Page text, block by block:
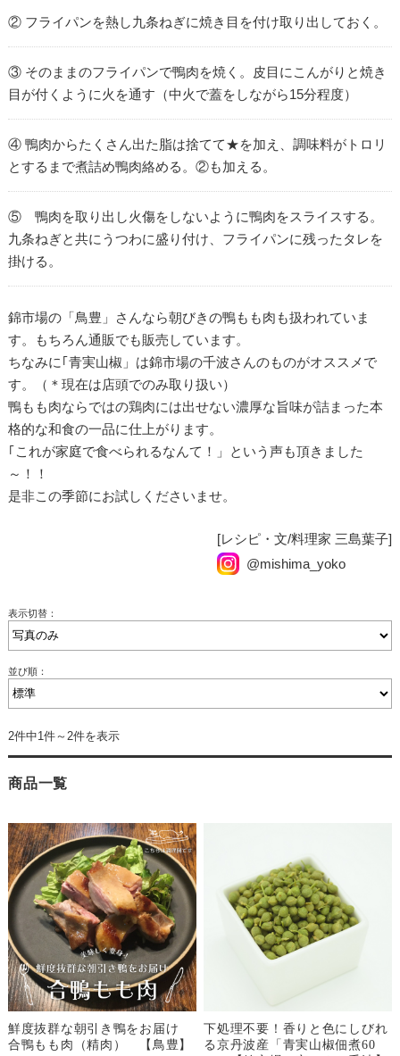
② フライパンを熱し九条ねぎに焼き目を付け取り出しておく。
③ そのままのフライパンで鴨肉を焼く。皮目にこんがりと焼き
目が付くように火を通す（中火で蓋をしながら15分程度）
④ 鴨肉からたくさん出た脂は捨てて★を加え、調味料がトロリ
とするまで煮詰め鴨肉絡める。②も加える。
⑤ 鴨肉を取り出し火傷をしないように鴨肉をスライスする。
九条ねぎと共にうつわに盛り付け、フライパンに残ったタレを
掛ける。
錦市場の「鳥豊」さんなら朝びきの鴨もも肉も扱われていま
す。もちろん通販でも販売しています。
ちなみに｢青実山椒」は錦市場の千波さんのものがオススメで
す。（＊現在は店頭でのみ取り扱い）
鴨もも肉ならではの鶏肉には出せない濃厚な旨味が詰まった本
格的な和食の一品に仕上がります。
｢これが家庭で食べられるなんて！」という声も頂きました
～！！
是非この季節にお試しくださいませ。
[レシピ・文/料理家 三島葉子]
@mishima_yoko
表示切替：
並び順：
2件中1件～2件を表示
商品一覧
鮮度抜群な朝引き鴨をお届け
合鴨もも肉（精肉） 【鳥豊】
下処理不要！香りと色にしびれ
る京丹波産「青実山椒佃煮60